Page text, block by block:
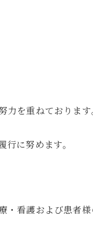
を重ねておりま
に努めます。
看護および患者様